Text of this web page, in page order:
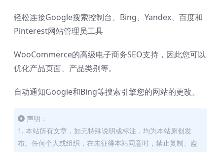
轻松连接Google搜索控制台、Bing、Yandex、百度和
Pinterest网站管理员工具
WooCommerce的高级电子商务SEO支持，因此您可以
优化产品页面、产品类别等。
自动通知Google和Bing等搜索引擎您的网站的更改。
声明：
1. 本站所有文章，如无特殊说明或标注，均为本站原创发
布。任何个人或组织，在未征得本站同意时，禁止复制、盗